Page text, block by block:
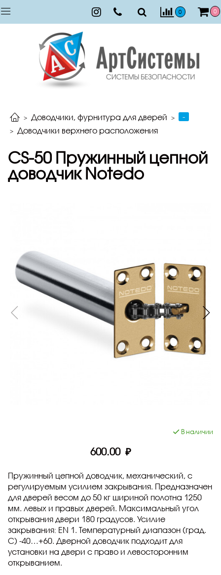
0 0
Доводчики, фурнитура для дверей
-
Доводчики верхнего расположения
CS-50 Пружинный цепной
доводчик Notedo
В наличии
600.00 ₽
Пружинный цепной доводчик, механический, с
регулируемым усилием закрывания. Предназначен
для дверей весом до 50 кг шириной полотна 1250
мм. левых и правых дверей. Максимальный угол
открывания двери 180 градусов. Усилие
закрывания: EN 1. Температурный диапазон (град.
С) -40…+60. Дверной доводчик подходит для
установки на двери с право и левосторонним
открыванием.